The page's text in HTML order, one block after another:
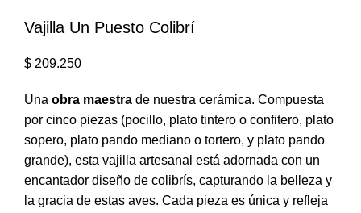
Vajilla Un Puesto Colibrí
$ 209.250
Una obra maestra de nuestra cerámica. Compuesta
por cinco piezas (pocillo, plato tintero o confitero, plato
sopero, plato pando mediano o tortero, y plato pando
grande), esta vajilla artesanal está adornada con un
encantador diseño de colibrís, capturando la belleza y
la gracia de estas aves. Cada pieza es única y refleja